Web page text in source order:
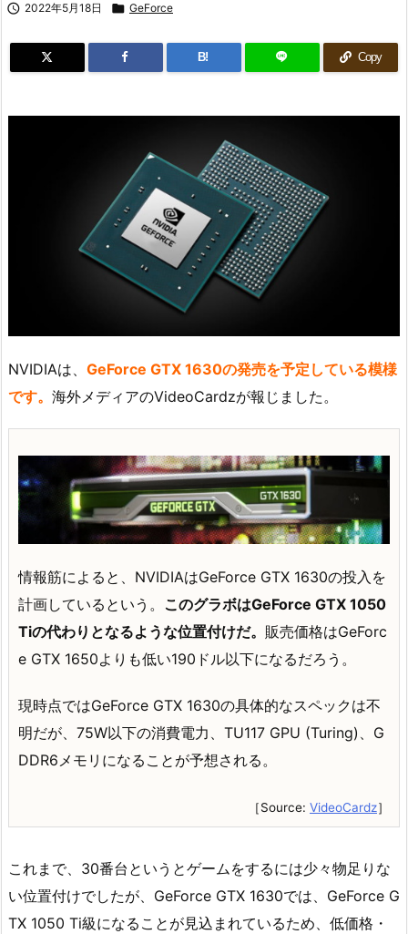
 2022年5月18日  GeForce
B! Copy
NVIDIAは、 GeForce GTX 1630の発売を予定している模様
です。 海外メディアのVideoCardzが報じました。
情報筋によると、NVIDIAはGeForce GTX 1630の投入を
計画しているという。 このグラボはGeForce GTX 1050
Tiの代わりとなるような位置付けだ。 販売価格はGeForc
e GTX 1650よりも低い190ドル以下になるだろう。
現時点ではGeForce GTX 1630の具体的なスペックは不
明だが、75W以下の消費電力、TU117 GPU (Turing)、G
DDR6メモリになることが予想される。
［Source: VideoCardz］
これまで、30番台というとゲームをするには少々物足りな
い位置付けでしたが、GeForce GTX 1630では、GeForce G
TX 1050 Ti級になることが見込まれているため、低価格・